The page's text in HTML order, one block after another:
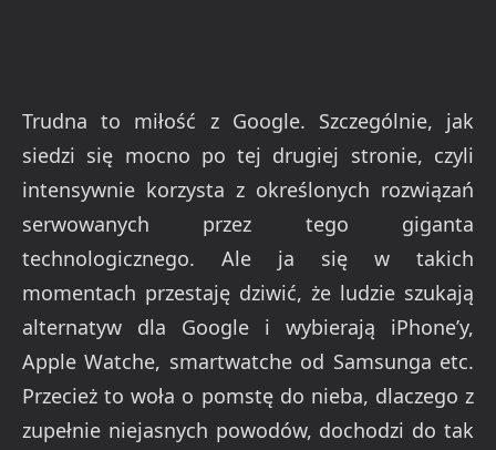
Trudna to miłość z Google. Szczególnie, jak
siedzi się mocno po tej drugiej stronie, czyli
intensywnie korzysta z określonych rozwiązań
serwowanych przez tego giganta
technologicznego. Ale ja się w takich
momentach przestaję dziwić, że ludzie szukają
alternatyw dla Google i wybierają iPhone’y,
Apple Watche, smartwatche od Samsunga etc.
Przecież to woła o pomstę do nieba, dlaczego z
zupełnie niejasnych powodów, dochodzi do tak